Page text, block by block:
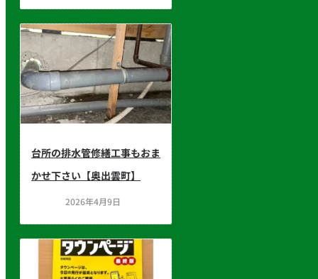
台所の排水管修繕工事もおま
かせ下さい【奥出雲町】
2026年4月9日